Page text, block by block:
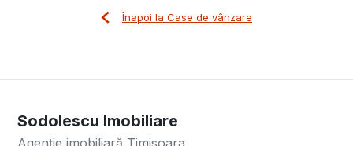
Înapoi la Case de vânzare
Sodolescu Imobiliare
Agenție imobiliară Timisoara